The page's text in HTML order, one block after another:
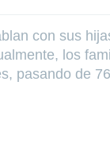
con sus
los
pasando de